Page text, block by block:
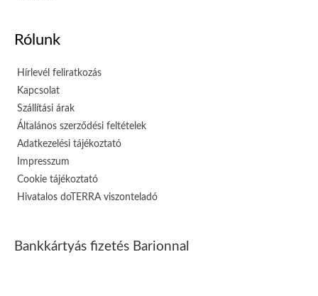
Rólunk
Hírlevél feliratkozás
Kapcsolat
Szállítási árak
Általános szerződési feltételek
Adatkezelési tájékoztató
Impresszum
Cookie tájékoztató
Hivatalos doTERRA viszonteladó
Bankkártyás fizetés Barionnal